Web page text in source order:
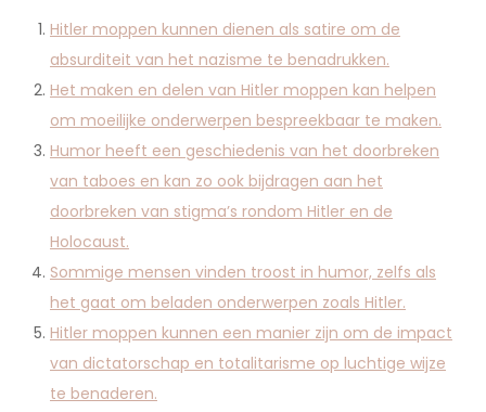
Hitler moppen kunnen dienen als satire om de
absurditeit van het nazisme te benadrukken.
Het maken en delen van Hitler moppen kan helpen
om moeilijke onderwerpen bespreekbaar te maken.
Humor heeft een geschiedenis van het doorbreken
van taboes en kan zo ook bijdragen aan het
doorbreken van stigma’s rondom Hitler en de
Holocaust.
Sommige mensen vinden troost in humor, zelfs als
het gaat om beladen onderwerpen zoals Hitler.
Hitler moppen kunnen een manier zijn om de impact
van dictatorschap en totalitarisme op luchtige wijze
te benaderen.